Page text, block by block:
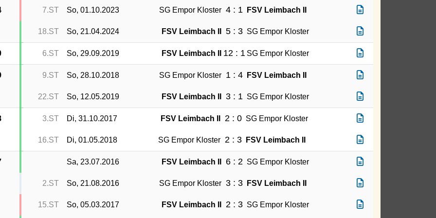
7.ST So, 01.10.2023 SG Empor Kloster 4 : 1 FSV Leimbach II
18.ST So, 21.04.2024 FSV Leimbach II 5 : 3 SG Empor Kloster
6.ST So, 29.09.2019 FSV Leimbach II 12 : 1 SG Empor Kloster
9.ST So, 28.10.2018 SG Empor Kloster 1 : 4 FSV Leimbach II
22.ST So, 12.05.2019 FSV Leimbach II 3 : 1 SG Empor Kloster
3.ST Di, 31.10.2017 FSV Leimbach II 2 : 0 SG Empor Kloster
16.ST Di, 01.05.2018 SG Empor Kloster 2 : 3 FSV Leimbach II
Sa, 23.07.2016 FSV Leimbach II 6 : 2 SG Empor Kloster
2.ST So, 21.08.2016 SG Empor Kloster 3 : 3 FSV Leimbach II
15.ST So, 05.03.2017 FSV Leimbach II 2 : 3 SG Empor Kloster